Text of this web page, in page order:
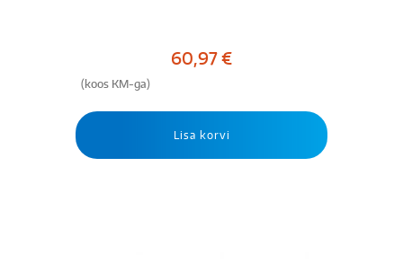
60,97€
(koos KM-ga)
Lisa korvi